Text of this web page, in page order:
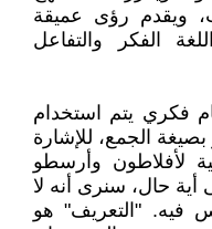
ويقدم رؤى عميقة
الفكر والتفاعل
يتم استخدام
الجمع، للإشارة
لأفلاطون وأرسطو
أية حال، سنرى أنه لا
فيه. "التعريف" هو